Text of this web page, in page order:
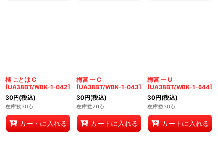
橘 ことは C
[UA38BT/WBK-1-042]
30円(税込)
在庫数30点
カートに入れる
梅宮 一 C
[UA38BT/WBK-1-043]
30円(税込)
在庫数26点
カートに入れる
梅宮 一 U
[UA38BT/WBK-1-044]
30円(税込)
在庫数30点
カートに入れる